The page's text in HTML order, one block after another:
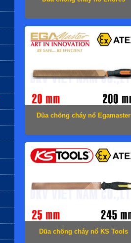
Dũa chống cháy nổ Egamaster
Dũa chống cháy nổ KS Tools